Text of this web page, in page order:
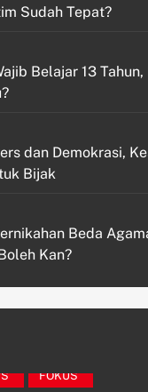
Sudah Tepat?
Belajar 13
dan Demokrasi,
Bijak
Beda
Kan?
FOKUS